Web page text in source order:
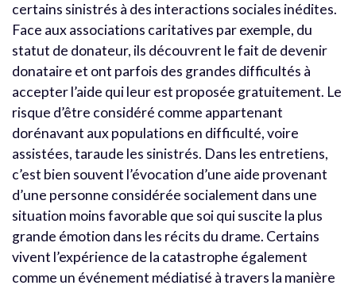
certains sinistrés à des interactions sociales inédites.
Face aux associations caritatives par exemple, du
statut de donateur, ils découvrent le fait de devenir
donataire et ont parfois des grandes difficultés à
accepter l’aide qui leur est proposée gratuitement. Le
risque d’être considéré comme appartenant
dorénavant aux populations en difficulté, voire
assistées, taraude les sinistrés. Dans les entretiens,
c’est bien souvent l’évocation d’une aide provenant
d’une personne considérée socialement dans une
situation moins favorable que soi qui suscite la plus
grande émotion dans les récits du drame. Certains
vivent l’expérience de la catastrophe également
comme un événement médiatisé à travers la manière